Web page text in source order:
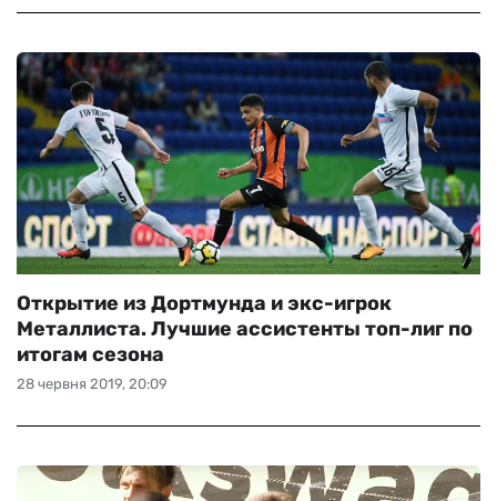
28 червня 2019, 20:09
Открытие из Дортмунда и экс-игрок
Металлиста. Лучшие ассистенты топ-лиг по
итогам сезона